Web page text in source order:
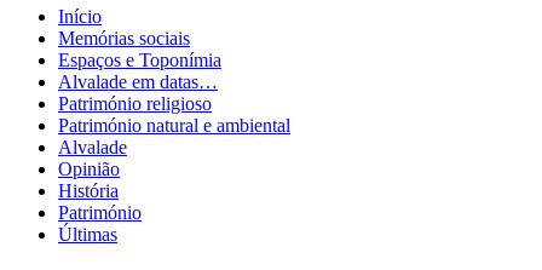
Início
Memórias sociais
Espaços e Toponímia
Alvalade em datas…
Património religioso
Património natural e ambiental
Alvalade
Opinião
História
Património
Últimas